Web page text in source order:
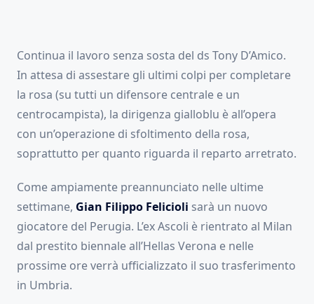
Continua il lavoro senza sosta del ds Tony D’Amico.
In attesa di assestare gli ultimi colpi per completare
la rosa (su tutti un difensore centrale e un
centrocampista), la dirigenza gialloblu è all’opera
con un’operazione di sfoltimento della rosa,
soprattutto per quanto riguarda il reparto arretrato.
Come ampiamente preannunciato nelle ultime
settimane, Gian Filippo Felicioli sarà un nuovo
giocatore del Perugia. L’ex Ascoli è rientrato al Milan
dal prestito biennale all’Hellas Verona e nelle
prossime ore verrà ufficializzato il suo trasferimento
in Umbria.